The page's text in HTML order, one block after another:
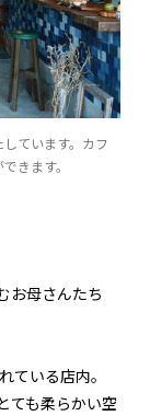
ています。カフ
きます。
お母さんたち
ている店内。
ても柔らかい空